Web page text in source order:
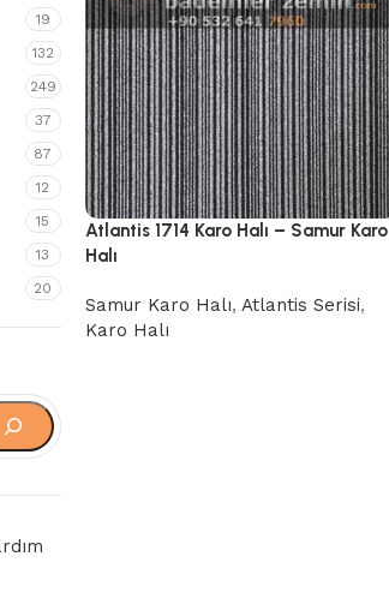
19
132
249
37
87
12
15
13
20
Atlantis 1714 Karo Halı – Samur Karo
Halı
Samur Karo Halı, Atlantis Serisi,
Karo Halı